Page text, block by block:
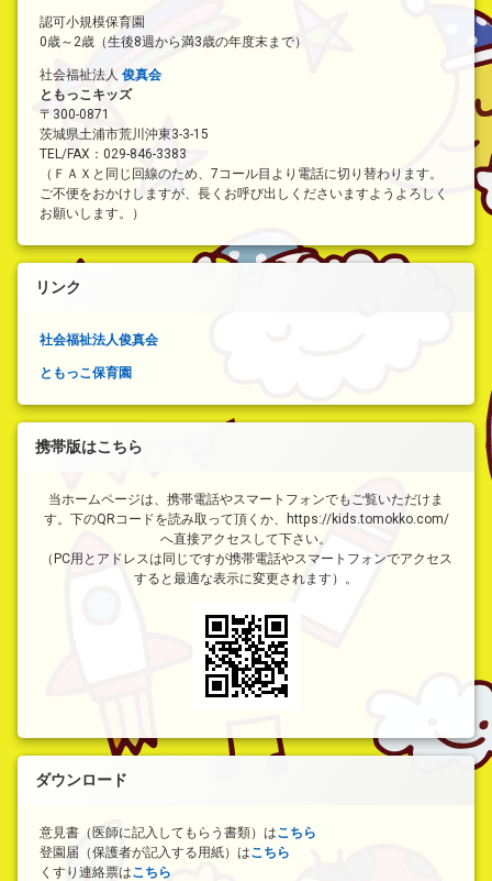
認可小規模保育園
0歳～2歳（生後8週から満3歳の年度末まで）
社会福祉法人 俊真会
ともっこキッズ
〒300-0871
茨城県土浦市荒川沖東3-3-15
TEL/FAX：029-846-3383
（ＦＡＸと同じ回線のため、7コール目より電話に切り替わります。
ご不便をおかけしますが、長くお呼び出しくださいますようよろしく
お願いします。）
リンク
社会福祉法人俊真会
ともっこ保育園
携帯版はこちら
当ホームページは、携帯電話やスマートフォンでもご覧いただけま
す。下のQRコードを読み取って頂くか、https://kids.tomokko.com/
へ直接アクセスして下さい。
（PC用とアドレスは同じですが携帯電話やスマートフォンでアクセス
すると最適な表示に変更されます）。
ダウンロード
意見書（医師に記入してもらう書類）はこちら
登園届（保護者が記入する用紙）はこちら
くすり連絡票はこちら